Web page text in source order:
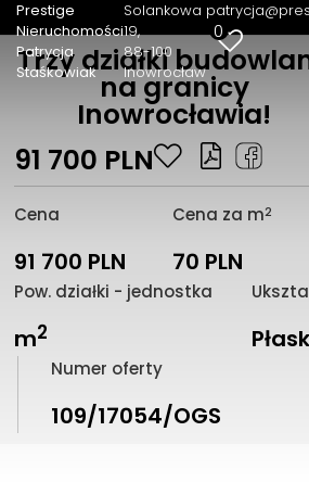
Prestige
Nieruchomości
Patrycja
Staśkowiak
Solankowa
19
88-100
Inowrocław
0
Trzy działki
na granicy
Inowrocławia!
91 700 PLN
Cena
91 700 PLN
Cena za m2
70 PLN
Pow. działki - jednostka
m2
Numer oferty
109/17054/OGS